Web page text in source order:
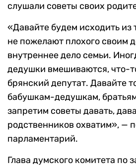
слушали советы своих
«Давайте будем исходить из
не пожелают плохого своим
внутреннее дело семьи.
дедушки вмешиваются, что-
брянский депутат. Давайте
бабушкам-дедушкам,
запретим советы давать,
родственников охватим», —
парламентарий.
Глава думского комитета по